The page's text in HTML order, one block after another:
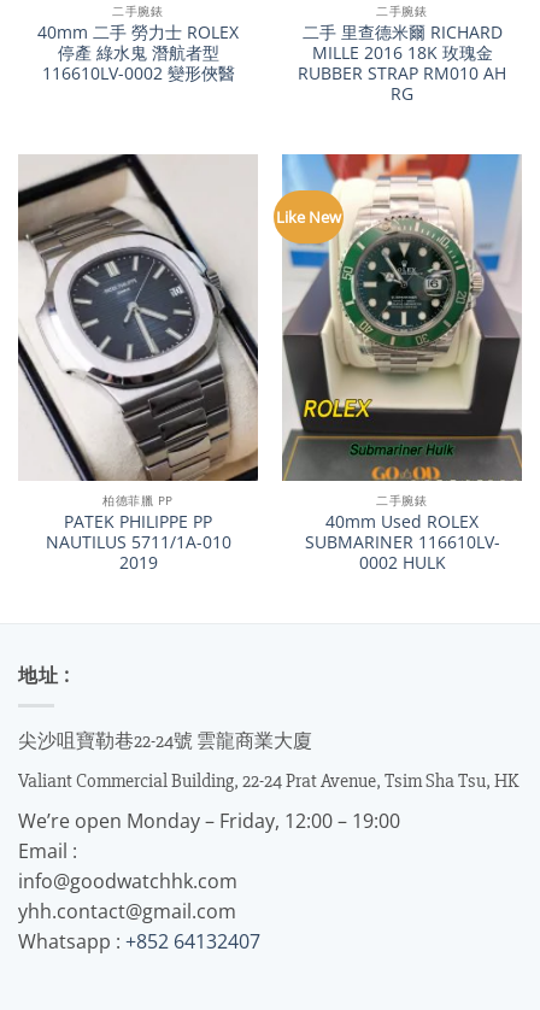
二手腕錶
40mm 二手 勞力士 ROLEX
停產 綠水鬼 潛航者型
116610LV-0002 變形俠醫
二手腕錶
二手 里查德米爾 RICHARD
MILLE 2016 18K 玫瑰金
RUBBER STRAP RM010 AH
RG
柏德菲臘 PP
PATEK PHILIPPE PP
NAUTILUS 5711/1A-010
2019
Like New
二手腕錶
40mm Used ROLEX
SUBMARINER 116610LV-
0002 HULK
地址 :
尖沙咀寶勒巷22-24號 雲龍商業大廈
Valiant Commercial Building, 22-24 Prat Avenue, Tsim Sha Tsu, HK
We’re open Monday – Friday, 12:00 – 19:00
Email :
info@goodwatchhk.com
yhh.contact@gmail.com
Whatsapp : +852 64132407